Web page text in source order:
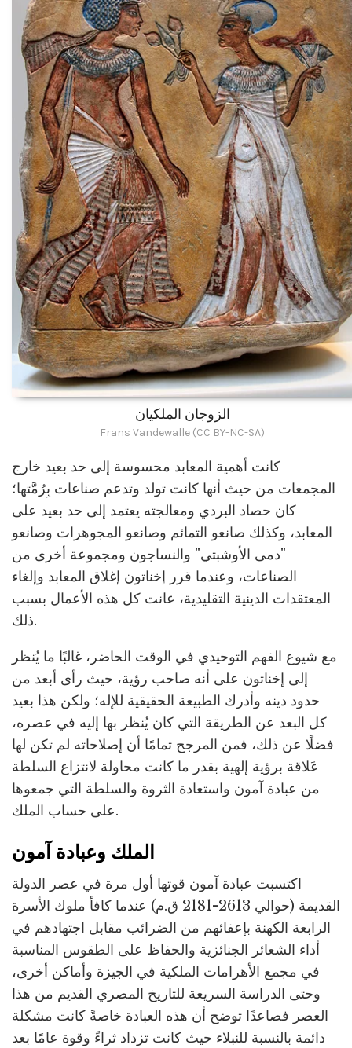
الزوجان الملكيان
Frans Vandewalle (CC BY-NC-SA)
كانت أهمية المعابد محسوسة إلى حد بعيد خارج
المجمعات من حيث أنها كانت تولد وتدعم صناعات بِرُمَّتها؛
كان حصاد البردي ومعالجته يعتمد إلى حد بعيد على
المعابد، وكذلك صانعو التمائم وصانعو المجوهرات وصانعو
"دمى الأوشبتي" والنساجون ومجموعة أخرى من
الصناعات، وعندما قرر إخناتون إغلاق المعابد وإلغاء
المعتقدات الدينية التقليدية، عانت كل هذه الأعمال بسبب
ذلك.
مع شيوع الفهم التوحيدي في الوقت الحاضر، غالبًا ما يُنظر
إلى إخناتون على أنه صاحب رؤية، حيث رأى أبعد من
حدود دينه وأدرك الطبيعة الحقيقية للإله؛ ولكن هذا بعيد
كل البعد عن الطريقة التي كان يُنظر بها إليه في عصره،
فضلًا عن ذلك، فمن المرجح تمامًا أن إصلاحاته لم تكن لها
عَلاقة برؤية إلهية بقدر ما كانت محاولة لانتزاع السلطة
من عبادة آمون واستعادة الثروة والسلطة التي جمعوها
على حساب الملك.
الملك وعبادة آمون
اكتسبت عبادة آمون قوتها أول مرة في عصر الدولة
القديمة (حوالي 2613-2181 ق.م) عندما كافأ ملوك الأسرة
الرابعة الكهنة بإعفائهم من الضرائب مقابل اجتهادهم في
أداء الشعائر الجنائزية والحفاظ على الطقوس المناسبة
في مجمع الأهرامات الملكية في الجيزة وأماكن أخرى،
وحتى الدراسة السريعة للتاريخ المصري القديم من هذا
العصر فصاعدًا توضح أن هذه العبادة خاصةً كانت مشكلة
دائمة بالنسبة للنبلاء حيث كانت تزداد ثراءً وقوة عامًا بعد